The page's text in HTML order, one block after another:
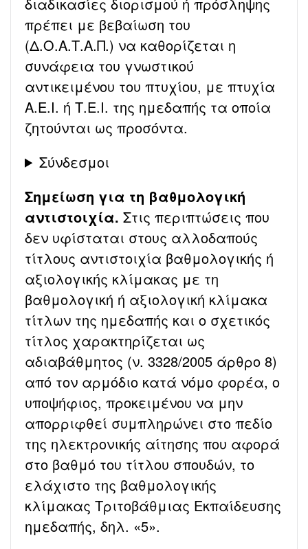
πρέπει με βεβαίωση του
(Δ.Ο.Α.Τ.Α.Π.) να καθορίζεται η
συνάφεια του γνωστικού
αντικειμένου του πτυχίου, με πτυχία
Α.Ε.Ι. ή Τ.Ε.Ι. της ημεδαπής τα οποία
ζητούνται ως προσόντα.
Σύνδεσμοι
Σημείωση για τη βαθμολογική
αντιστοιχία. Στις περιπτώσεις που
δεν υφίσταται στους αλλοδαπούς
τίτλους αντιστοιχία βαθμολογικής ή
αξιολογικής κλίμακας με τη
βαθμολογική ή αξιολογική κλίμακα
τίτλων της ημεδαπής και ο σχετικός
τίτλος χαρακτηρίζεται ως
αδιαβάθμητος (ν. 3328/2005 άρθρο 8)
από τον αρμόδιο κατά νόμο φορέα, ο
υποψήφιος, προκειμένου να μην
απορριφθεί συμπληρώνει στο πεδίο
της ηλεκτρονικής αίτησης που αφορά
στο βαθμό του τίτλου σπουδών, το
ελάχιστο της βαθμολογικής
κλίμακας Τριτοβάθμιας Εκπαίδευσης
ημεδαπής, δηλ. «5».